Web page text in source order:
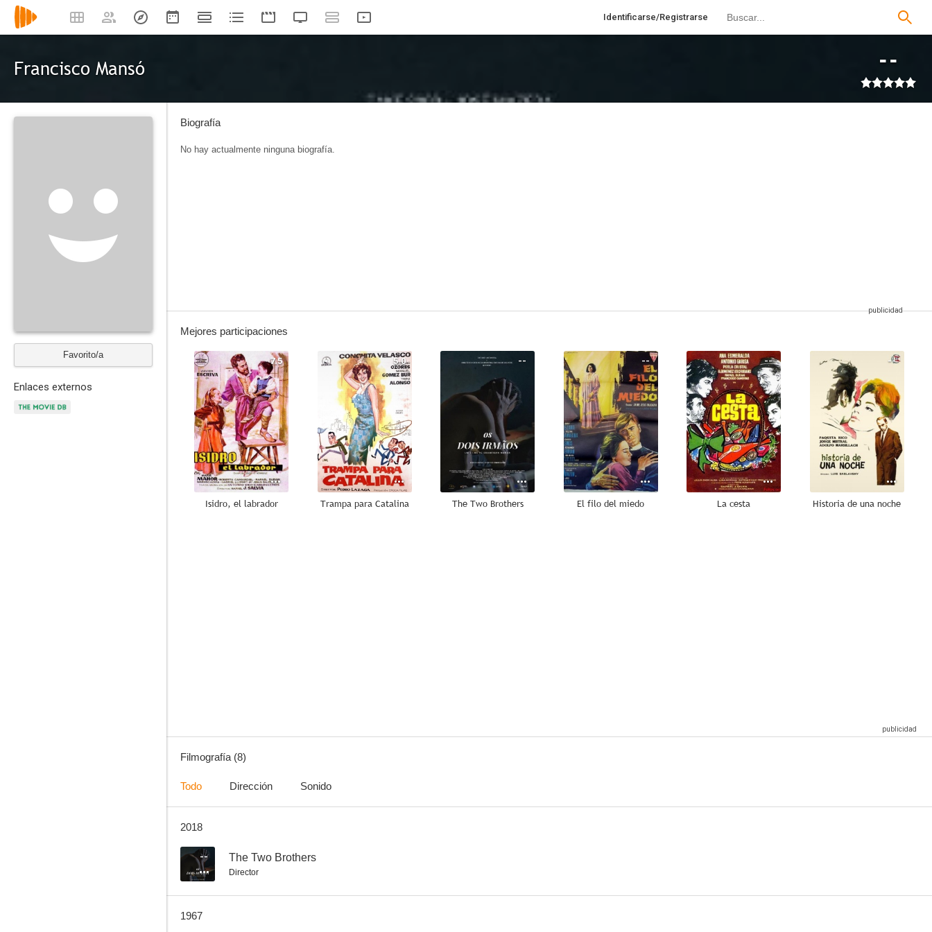
Identificarse/Registrarse
Francisco Mansó --
Favorito/a
Enlaces externos
Biografía
No hay actualmente ninguna biografía.
Mejores participaciones
7.5
Isidro, el labrador
5.0
Trampa para Catalina
--
The Two Brothers
--
El filo del miedo
--
La cesta
--
Historia de una noche
Filmografía (8)
Todo Dirección Sonido
2018
-- The Two Brothers
Director
1967